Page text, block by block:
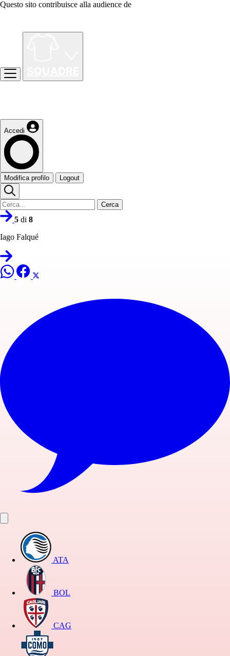
Questo sito contribuisce alla audience de
Accedi
Modifica profilo Logout
Cerca
5 di 8
Iago Falqué
ATA
BOL
CAG